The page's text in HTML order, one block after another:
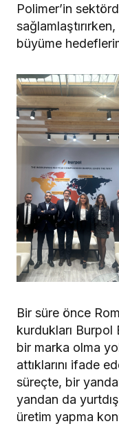
Polimer’in
büyüme
Bir süre önce
kurdukları Burpol
bir marka olma
attıklarını ifade
süreçte, bir
yandan da
üretim yapma